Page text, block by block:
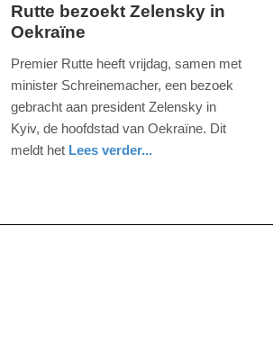
vrijdag,
-
21:45
04-
Rutte bezoekt Zelensky in
Oekraïne
Premier Rutte heeft vrijdag, samen met
minister Schreinemacher, een bezoek
gebracht aan president Zelensky in
Kyiv, de hoofdstad van Oekraïne. Dit
meldt het Lees verder...